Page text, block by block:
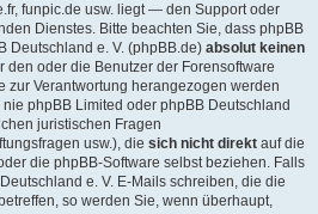
funpic.de usw. liegt — den Support oder
Dienstes. Bitte beachten Sie, dass phpBB
Deutschland e. V. (phpBB.de) absolut keinen
den oder die Benutzer der Forensoftware
zur Verantwortung herangezogen werden
phpBB Limited oder phpBB Deutschland
juristischen Fragen
usw.), die sich nicht direkt auf die
die phpBB-Software selbst beziehen. Falls
e. V. E-Mails schreiben, die die
betreffen, so werden Sie, wenn überhaupt,